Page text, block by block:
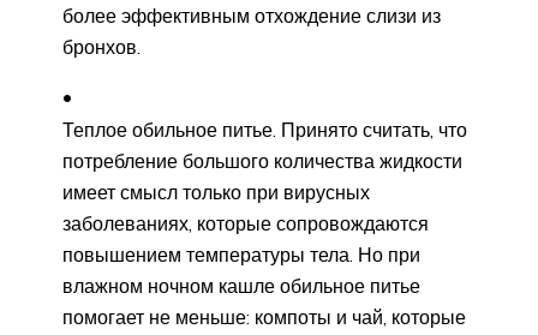
более эффективным отхождение слизи из
бронхов.
Теплое обильное питье. Принято считать, что
потребление большого количества жидкости
имеет смысл только при вирусных
заболеваниях, которые сопровождаются
повышением температуры тела. Но при
влажном ночном кашле обильное питье
помогает не меньше: компоты и чай, которые